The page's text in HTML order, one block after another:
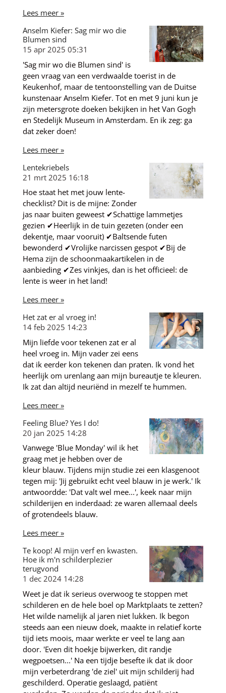
Lees meer »
Anselm Kiefer: Sag mir wo die
Blumen sind
15 apr 2025 05:31
'Sag mir wo die Blumen sind' is
geen vraag van een verdwaalde toerist in de
Keukenhof, maar de tentoonstelling van de Duitse
kunstenaar Anselm Kiefer. Tot en met 9 juni kun je
zijn metersgrote doeken bekijken in het Van Gogh
en Stedelijk Museum in Amsterdam. En ik zeg: ga
dat zeker doen!
Lees meer »
Lentekriebels
21 mrt 2025 16:18
Hoe staat het met jouw lente-
checklist? Dit is de mijne: Zonder
jas naar buiten geweest ✔Schattige lammetjes
gezien ✔Heerlijk in de tuin gezeten (onder een
dekentje, maar vooruit) ✔Baltsende futen
bewonderd ✔Vrolijke narcissen gespot ✔Bij de
Hema zijn de schoonmaakartikelen in de
aanbieding ✔Zes vinkjes, dan is het officieel: de
lente is weer in het land!
Lees meer »
Het zat er al vroeg in!
14 feb 2025 14:23
Mijn liefde voor tekenen zat er al
heel vroeg in. Mijn vader zei eens
dat ik eerder kon tekenen dan praten. Ik vond het
heerlijk om urenlang aan mijn bureautje te kleuren.
Ik zat dan altijd neuriënd in mezelf te hummen.
Lees meer »
Feeling Blue? Yes I do!
20 jan 2025 14:28
Vanwege 'Blue Monday' wil ik het
graag met je hebben over de
kleur blauw. Tijdens mijn studie zei een klasgenoot
tegen mij: 'Jij gebruikt echt veel blauw in je werk.' Ik
antwoordde: 'Dat valt wel mee...', keek naar mijn
schilderijen en inderdaad: ze waren allemaal deels
of grotendeels blauw.
Lees meer »
Te koop! Al mijn verf en kwasten.
Hoe ik m'n schilderplezier
terugvond
1 dec 2024 14:28
Weet je dat ik serieus overwoog te stoppen met
schilderen en de hele boel op Marktplaats te zetten?
Het wilde namelijk al jaren niet lukken. Ik begon
steeds aan een nieuw doek, maakte in relatief korte
tijd iets moois, maar werkte er veel te lang aan
door. 'Even dit hoekje bijwerken, dit randje
wegpoetsen...' Na een tijdje besefte ik dat ik door
mijn verbeterdrang 'de ziel' uit mijn schilderij had
geschilderd. Operatie geslaagd, patiënt